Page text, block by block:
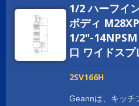
中の衛生認証を取
スを拡大するため
す。 スレッドサ
タマイズされてお
M28XP1.5などが
1/2 ハーフイ
ボディ
1/2"-
口 ワイドス
2SV166H
Geannは、キッチ